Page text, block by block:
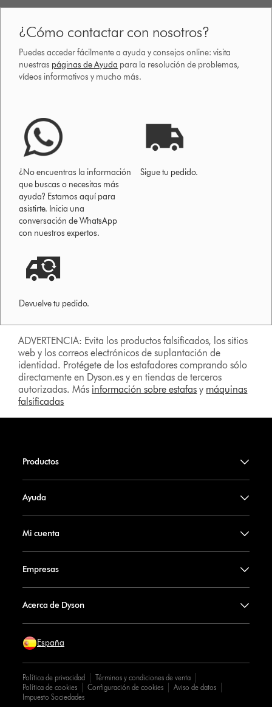
¿Cómo contactar con nosotros?
Puedes acceder fácilmente a ayuda y consejos online: visita
nuestras páginas de Ayuda para la resolución de problemas,
vídeos informativos y mucho más.
¿No encuentras la información
que buscas o necesitas más
ayuda? Estamos aquí para
asistirte. Inicia una
conversación de WhatsApp
con nuestros expertos.
Sigue tu pedido.
Devuelve tu pedido.
ADVERTENCIA: Evita los productos falsificados, los sitios
web y los correos electrónicos de suplantación de
identidad. Protégete de los estafadores comprando sólo
directamente en Dyson.es y en tiendas de terceros
autorizadas. Más información sobre estafas y máquinas
falsificadas
Productos
Ayuda
Mi cuenta
Empresas
Acerca de Dyson
España
Política de privacidad
Términos y condiciones de venta
Política de cookies
Configuración de cookies
Aviso de datos
Impuesto Sociedades